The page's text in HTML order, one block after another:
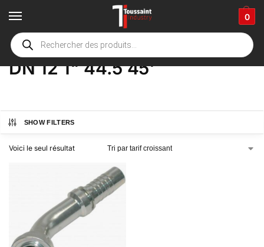
0
Accueil boutique / Product Options
DN 12 1" 44.5 45'
SHOW FILTERS
Voici le seul résultat